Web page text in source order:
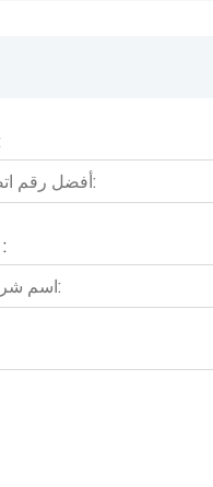
شركة :